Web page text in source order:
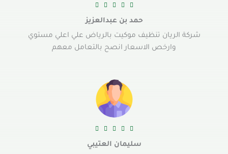





حمد بن عبدالعزيز
شركة الريان تنظيف موكيت بالرياض علي اعلي مستوي
وارخص الاسعار انصح بالتعامل معهم





سليمان العتيبي